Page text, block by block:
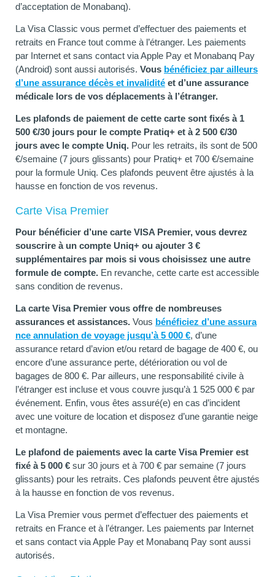
d’acceptation de Monabanq).
La Visa Classic vous permet d’effectuer des paiements et
retraits en France tout comme à l’étranger. Les paiements
par Internet et sans contact via Apple Pay et Monabanq Pay
(Android) sont aussi autorisés. Vous bénéficiez par ailleurs
d’une assurance décès et invalidité et d’une assurance
médicale lors de vos déplacements à l’étranger.
Les plafonds de paiement de cette carte sont fixés à 1
500 €/30 jours pour le compte Pratiq+ et à 2 500 €/30
jours avec le compte Uniq. Pour les retraits, ils sont de 500
€/semaine (7 jours glissants) pour Pratiq+ et 700 €/semaine
pour la formule Uniq. Ces plafonds peuvent être ajustés à la
hausse en fonction de vos revenus.
Carte Visa Premier
Pour bénéficier d’une carte VISA Premier, vous devrez
souscrire à un compte Uniq+ ou ajouter 3 €
supplémentaires par mois si vous choisissez une autre
formule de compte. En revanche, cette carte est accessible
sans condition de revenus.
La carte Visa Premier vous offre de nombreuses
assurances et assistances. Vous bénéficiez d’une assura
nce annulation de voyage jusqu’à 5 000 €, d’une
assurance retard d’avion et/ou retard de bagage de 400 €, ou
encore d’une assurance perte, détérioration ou vol de
bagages de 800 €. Par ailleurs, une responsabilité civile à
l’étranger est incluse et vous couvre jusqu’à 1 525 000 € par
événement. Enfin, vous êtes assuré(e) en cas d’incident
avec une voiture de location et disposez d’une garantie neige
et montagne.
Le plafond de paiements avec la carte Visa Premier est
fixé à 5 000 € sur 30 jours et à 700 € par semaine (7 jours
glissants) pour les retraits. Ces plafonds peuvent être ajustés
à la hausse en fonction de vos revenus.
La Visa Premier vous permet d’effectuer des paiements et
retraits en France et à l’étranger. Les paiements par Internet
et sans contact via Apple Pay et Monabanq Pay sont aussi
autorisés.